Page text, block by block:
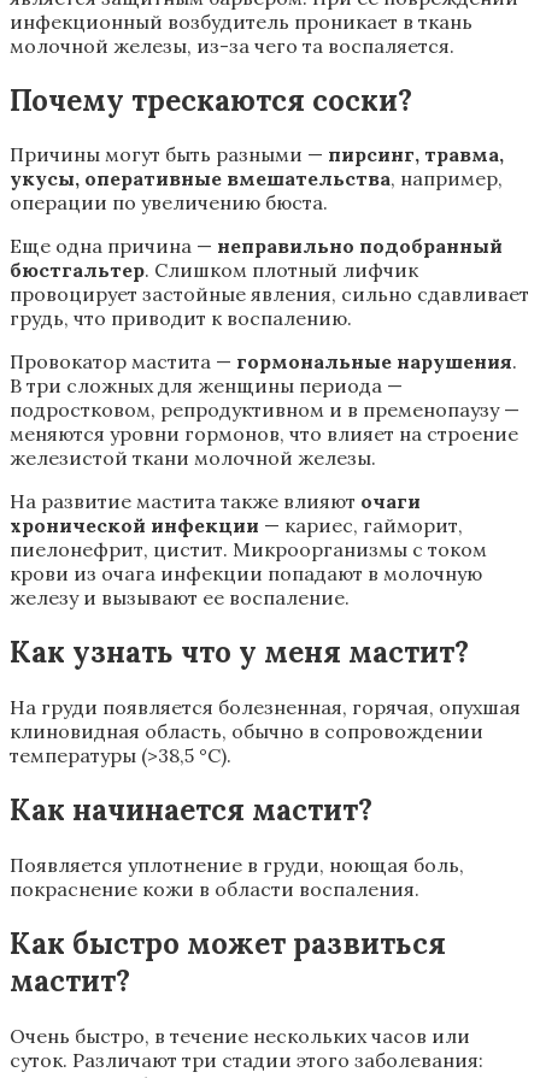
инфекционный возбудитель проникает в ткань
молочной железы, из-за чего та воспаляется.
Почему трескаются соски?
Причины могут быть разными — пирсинг, травма,
укусы, оперативные вмешательства, например,
операции по увеличению бюста.
Еще одна причина — неправильно подобранный
бюстгальтер. Слишком плотный лифчик
провоцирует застойные явления, сильно сдавливает
грудь, что приводит к воспалению.
Провокатор мастита — гормональные нарушения.
В три сложных для женщины периода —
подростковом, репродуктивном и в пременопаузу —
меняются уровни гормонов, что влияет на строение
железистой ткани молочной железы.
На развитие мастита также влияют очаги
хронической инфекции — кариес, гайморит,
пиелонефрит, цистит. Микроорганизмы с током
крови из очага инфекции попадают в молочную
железу и вызывают ее воспаление.
Как узнать что у меня мастит?
На груди появляется болезненная, горячая, опухшая
клиновидная область, обычно в сопровождении
температуры (>38,5 °C).
Как начинается мастит?
Появляется уплотнение в груди, ноющая боль,
покраснение кожи в области воспаления.
Как быстро может развиться
мастит?
Очень быстро, в течение нескольких часов или
суток. Различают три стадии этого заболевания: